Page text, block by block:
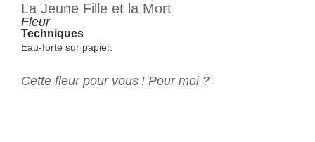
La Jeune Fille et la Mort
Fleur
Techniques
Eau-forte sur papier.
Cette fleur pour vous ! Pour moi ?